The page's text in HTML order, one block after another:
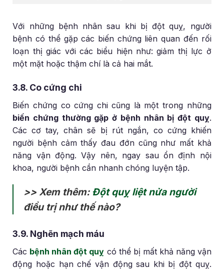
Với những bệnh nhân sau khi bị đột quỵ, người
bệnh có thể gặp các biến chứng liên quan đến rối
loạn thị giác với các biểu hiện như: giảm thị lực ở
một mặt hoặc thậm chí là cả hai mắt.
3.8. Co cứng chi
Biến chứng co cứng chi cũng là một trong những
biến chứng thường gặp ở bệnh nhân bị đột quỵ.
Các cơ tay, chân sẽ bị rút ngắn, co cứng khiến
người bệnh cảm thấy đau đớn cũng như mất khả
năng vận động. Vậy nên, ngay sau ổn định nội
khoa, người bệnh cần nhanh chóng luyện tập.
>> Xem thêm: Đột quỵ liệt nửa người
điều trị như thế nào?
3.9. Nghẽn mạch máu
Các bệnh nhân đột quỵ có thể bị mất khả năng vận
động hoặc hạn chế vận động sau khi bị đột quỵ.